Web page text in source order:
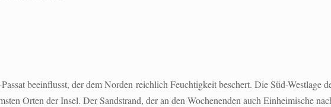
beeinflusst, der dem Norden reichlich Feuchtigkeit beschert. Die Süd-Westlage
Orten der Insel. Der Sandstrand, der an den Wochenenden auch Einheimische